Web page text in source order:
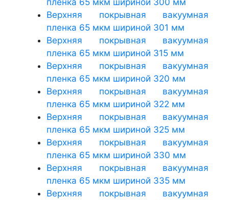
Верхняя покрывная вакуумная
пленка 65 мкм шириной 301 мм
Верхняя покрывная вакуумная
пленка 65 мкм шириной 315 мм
Верхняя покрывная вакуумная
пленка 65 мкм шириной 320 мм
Верхняя покрывная вакуумная
пленка 65 мкм шириной 322 мм
Верхняя покрывная вакуумная
пленка 65 мкм шириной 325 мм
Верхняя покрывная вакуумная
пленка 65 мкм шириной 330 мм
Верхняя покрывная вакуумная
пленка 65 мкм шириной 335 мм
Верхняя покрывная вакуумная